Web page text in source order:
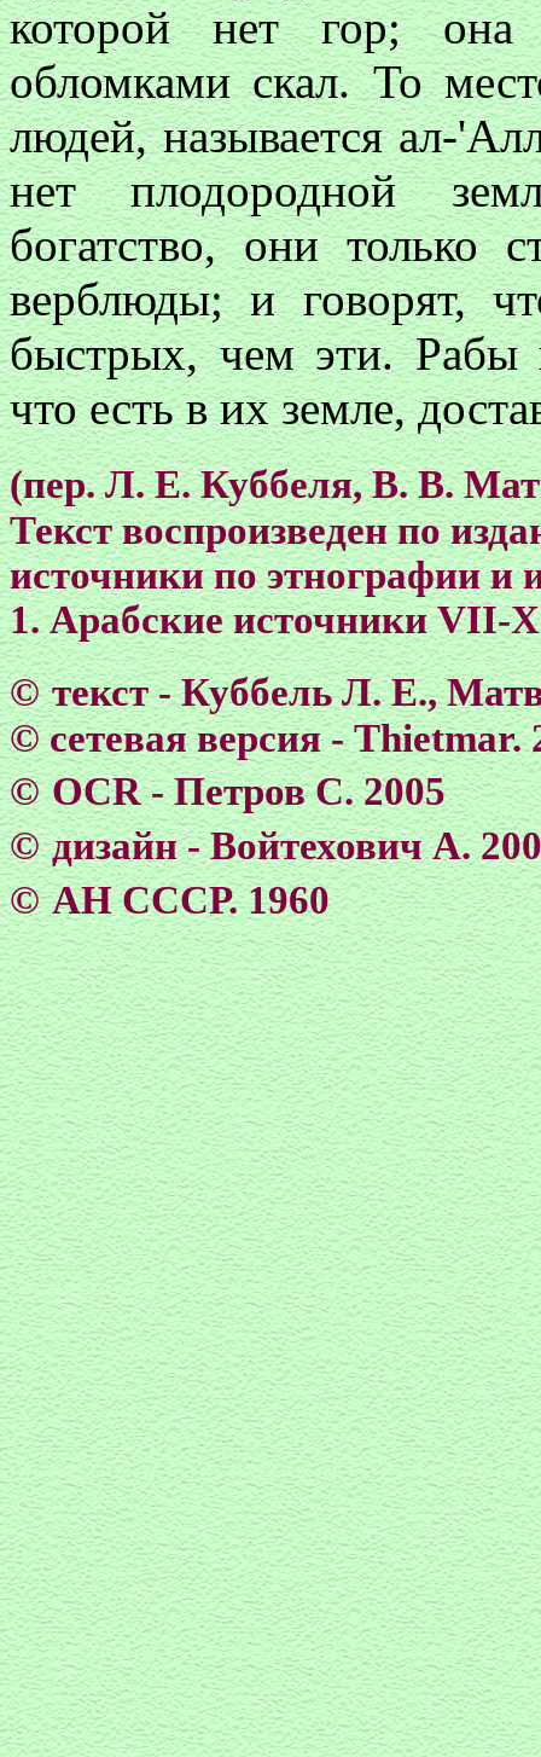
которой нет гор;
обломками скал. То
людей, называется ал-
нет плодородной
богатство, они только
верблюды; и говорят,
быстрых, чем эти. Рабы
что есть в их земле,
(пер. Л. Е. Куббеля, В. В.
Текст воспроизведен по
источники по этнографии
1. Арабские источники
© текст - Куббель Л. Е.,
©сетевая версия - Тhietmar.
© OCR - Петров С. 2005
© дизайн - Войтехович А.
© АН СССР. 1960